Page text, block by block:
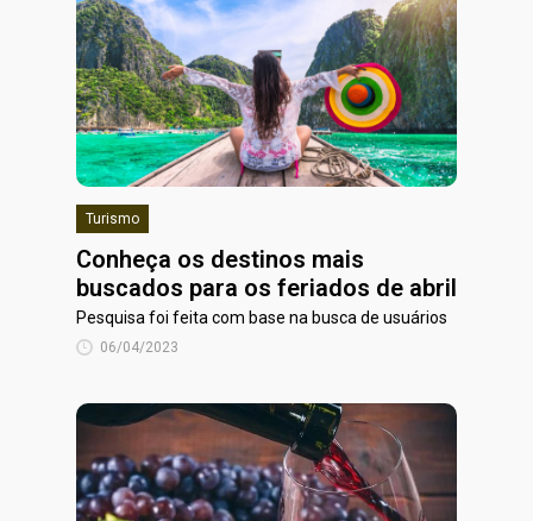
Turismo
Conheça os destinos mais
buscados para os feriados de abril
Pesquisa foi feita com base na busca de usuários
06/04/2023